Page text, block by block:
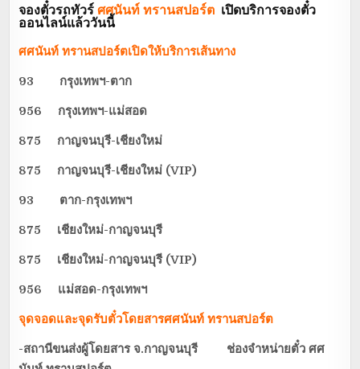
จองตั๋วรถทัวร์ศศนันท์ ทรานสปอร์ต เปิดบริการจองตั๋ว
ออนไลน์แล้ววันนี้
ศศนันท์ ทรานสปอร์ตเปิดให้บริการเส้นทาง
93 กรุงเทพฯ-ตาก
956 กรุงเทพฯ-แม่สอด
875 กาญจนบุรี-เชียงใหม่
875 กาญจนบุรี-เชียงใหม่ (VIP)
93 ตาก-กรุงเทพฯ
875 เชียงใหม่-กาญจนบุรี
875 เชียงใหม่-กาญจนบุรี (VIP)
956 แม่สอด-กรุงเทพฯ
จุดจอดและจุดรับตั๋วโดยสารศศนันท์ ทรานสปอร์ต
-สถานีขนส่งผู้โดยสาร จ.กาญจนบุรี ช่องจำหน่ายตั๋ว ศศ